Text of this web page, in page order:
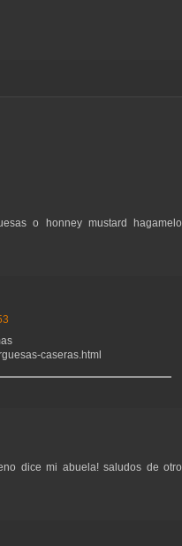
o honney mustard hagamelo
caseras.html
dice mi abuela! saludos de otro